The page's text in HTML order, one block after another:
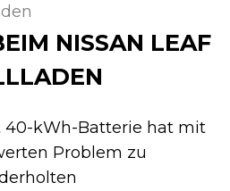
NISSAN LEAF
40-kWh-Batterie hat mit
Problem zu